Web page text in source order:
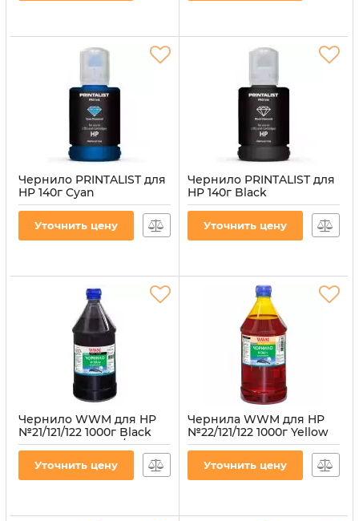
Чернило PRINTALIST для
HP 140г Cyan
водорастворимое (PL-
PL-INK-HP-C
Уточнить цену
Чернило PRINTALIST для
HP 140г Black
водорастворимое (PL-
PL-INK-HP-B
Уточнить цену
Чернило WWM для HP
№21/121/122 1000г Black
пигментное (H30/BP-4)
Артикул:
Уточнить цену
Чернила WWM для HP
№22/121/122 1000г Yellow
водорастворимые
H34/Y-4
Уточнить цену